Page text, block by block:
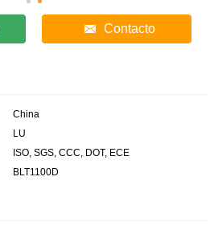
Contacto
China
LU
ISO, SGS, CCC, DOT, ECE
BLT1100D